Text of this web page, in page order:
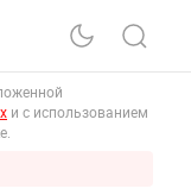
и с использованием